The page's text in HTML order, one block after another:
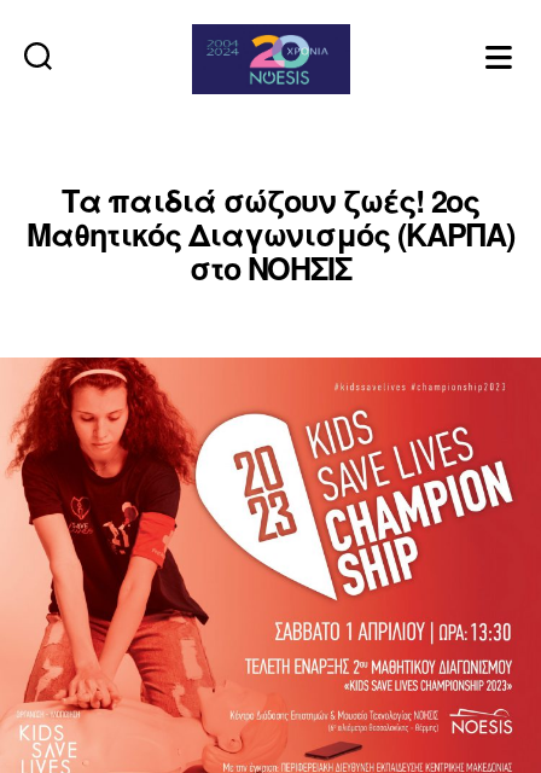
Τα παιδιά σώζουν ζωές! 2ος
Μαθητικός Διαγωνισμός (ΚΑΡΠΑ)
στο ΝΟΗΣΙΣ